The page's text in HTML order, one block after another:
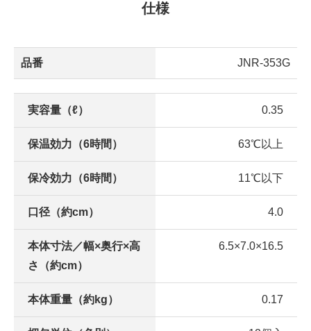
仕様
品番 JNR-353G
実容量（ℓ） 0.35
保温効力（6時間） 63℃以上
保冷効力（6時間） 11℃以下
口径（約cm） 4.0
本体寸法／幅×奥行×高
さ（約cm）
6.5×7.0×16.5
本体重量（約kg） 0.17